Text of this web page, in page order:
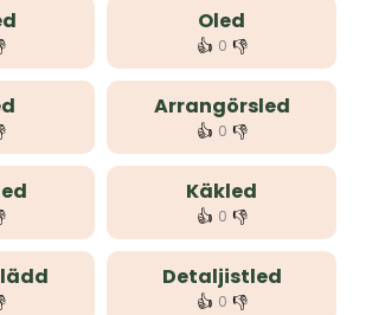
Oled
👍 0 👎
Arrangörsled
👍 0 👎
Käkled
👍 0 👎
Detaljistled
👍 0 👎